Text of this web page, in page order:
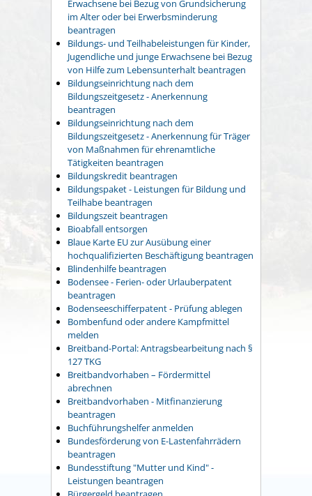
Erwachsene bei Bezug von Grundsicherung
im Alter oder bei Erwerbsminderung
beantragen
Bildungs- und Teilhabeleistungen für Kinder,
Jugendliche und junge Erwachsene bei Bezug
von Hilfe zum Lebensunterhalt beantragen
Bildungseinrichtung nach dem
Bildungszeitgesetz - Anerkennung
beantragen
Bildungseinrichtung nach dem
Bildungszeitgesetz - Anerkennung für Träger
von Maßnahmen für ehrenamtliche
Tätigkeiten beantragen
Bildungskredit beantragen
Bildungspaket - Leistungen für Bildung und
Teilhabe beantragen
Bildungszeit beantragen
Bioabfall entsorgen
Blaue Karte EU zur Ausübung einer
hochqualifizierten Beschäftigung beantragen
Blindenhilfe beantragen
Bodensee - Ferien- oder Urlauberpatent
beantragen
Bodenseeschifferpatent - Prüfung ablegen
Bombenfund oder andere Kampfmittel
melden
Breitband-Portal: Antragsbearbeitung nach §
127 TKG
Breitbandvorhaben – Fördermittel
abrechnen
Breitbandvorhaben - Mitfinanzierung
beantragen
Buchführungshelfer anmelden
Bundesförderung von E-Lastenfahrrädern
beantragen
Bundesstiftung "Mutter und Kind" -
Leistungen beantragen